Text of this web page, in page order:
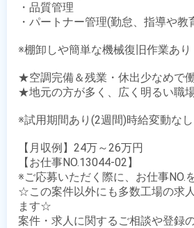
・品質管理
・パートナー管理(勤怠、指導や教
※棚卸しや簡単な機械復旧作業あり
★空調完備＆残業・休出少なめで
★地元の方が多く、広く明るい職場
※試用期間あり(2週間)時給変動なし
【月収例】24万～26万円
【お仕事NO.13044-02】
※ご応募いただく際に、お仕事NO.
☆この案件以外にも多数工場の求
ます☆
案件・求人に関するご相談や登録